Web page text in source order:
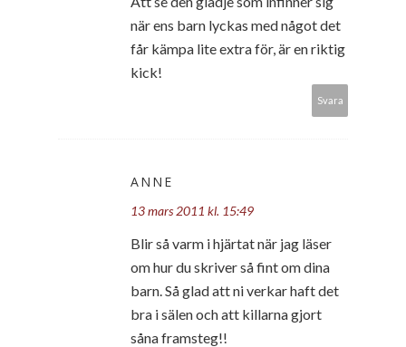
när ens barn lyckas med något det
får kämpa lite extra för, är en riktig
kick!
Svara
ANNE
13 mars 2011 kl. 15:49
Blir så varm i hjärtat när jag läser
om hur du skriver så fint om dina
barn. Så glad att ni verkar haft det
bra i sälen och att killarna gjort
såna framsteg!!